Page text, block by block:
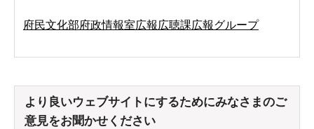
府民文化部府政情報室広報広聴課広報グループ
より良いウェブサイトにするためにみなさまのご
意見をお聞かせください